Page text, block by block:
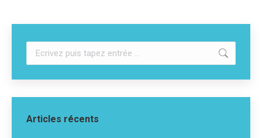
Recherche
:
Articles récents